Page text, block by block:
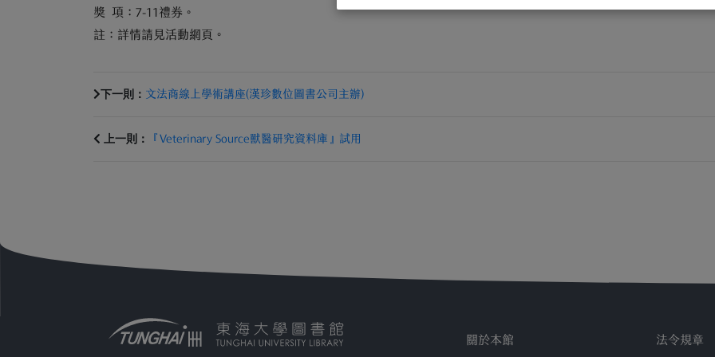
獎 項：7-11禮券。
註：詳情請見活動網頁。
下一則： 文法商線上學術講座(漢珍數位圖書公司主辦)
上一則： 『Veterinary Source獸醫研究資料庫』試用
關於本館 法令規章